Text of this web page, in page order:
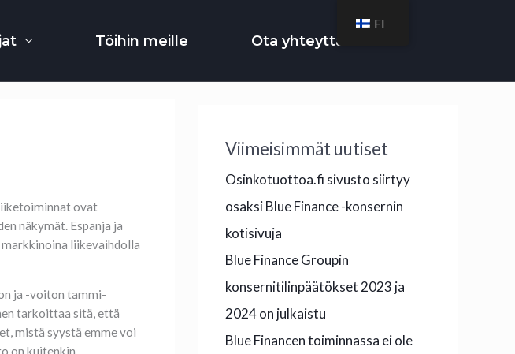
Töihin meille Ota yhteyttä
ovat
näkymät. Espanja ja
markkinoina liikevaihdolla
ja -voiton tammi-
tarkoittaa sitä, että
mistä syystä emme voi
on kuitenkin
Viimeisimmät uutiset
Osinkotuottoa.fi sivusto siirtyy
osaksi Blue Finance -konsernin
kotisivuja
Blue Finance Groupin
konsernitilinpäätökset 2023 ja
2024 on julkaistu
Blue Financen toiminnassa ei ole
FI